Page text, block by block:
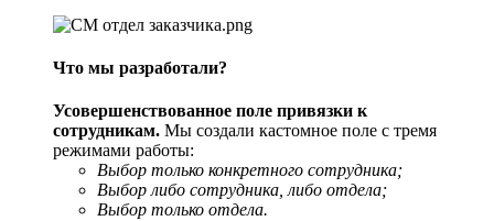
Что мы разработали?
Усовершенствованное поле привязки к
сотрудникам. Мы создали кастомное поле с тремя
режимами работы:
Выбор только конкретного сотрудника;
Выбор либо сотрудника, либо отдела;
Выбор только отдела.